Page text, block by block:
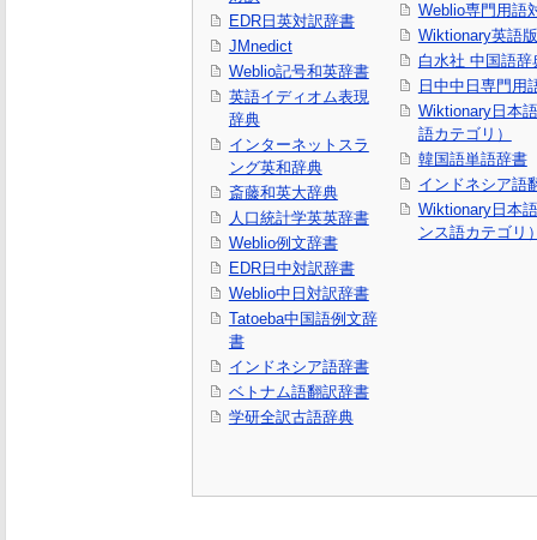
EDR日英対訳辞書
JMnedict
Weblio記号和英辞書
英語イディオム表現
辞典
インターネットスラ
ング英和辞典
斎藤和英大辞典
人口統計学英英辞書
Weblio例文辞書
EDR日中対訳辞書
Weblio中日対訳辞書
Tatoeba中国語例文辞
書
インドネシア語辞書
ベトナム語翻訳辞書
学研全訳古語辞典
Weblio専門用語
Wiktionary英語版
白水社 中国語辞
日中中日専門用
Wiktionary日本
語カテゴリ）
韓国語単語辞書
インドネシア語
Wiktionary日本
ンス語カテゴリ